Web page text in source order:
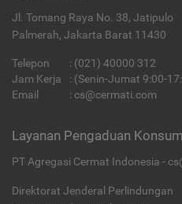
Jl. Tomang Raya No. 38, Jatipulo
Palmerah, Jakarta Barat 11430
Telepon : (021) 40000 312
Jam Kerja
: (Senin-Jumat 9:00-
Email
: cs@cermati.com
Layanan Pengaduan
PT Agregasi Cermat Indonesia -
Direktorat Jenderal Perlindungan